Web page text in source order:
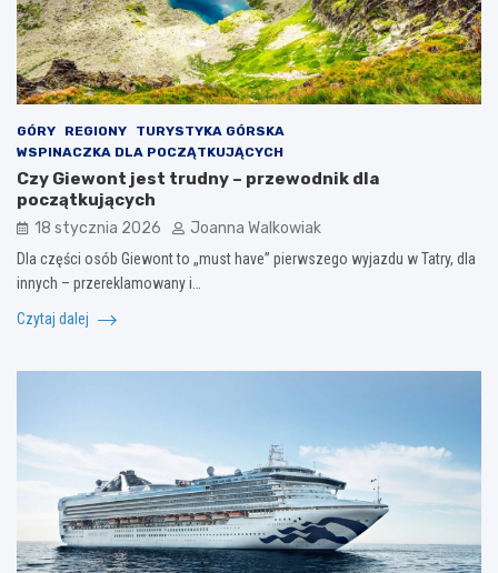
GÓRY REGIONY
TURYSTYKA GÓRSKA
WSPINACZKA DLA POCZĄTKUJĄCYCH
Czy Giewont jest trudny – przewodnik dla
początkujących
18 stycznia 2026 Joanna Walkowiak
Dla części osób Giewont to „must have” pierwszego wyjazdu w Tatry, dla
innych – przereklamowany i…
Czytaj dalej